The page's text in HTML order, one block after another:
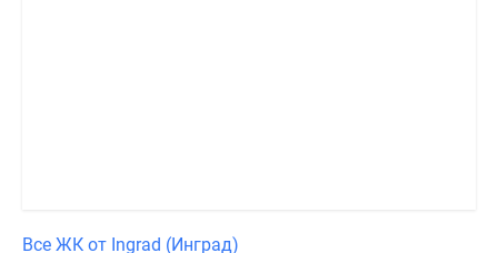
Все ЖК от Ingrad (Инград)